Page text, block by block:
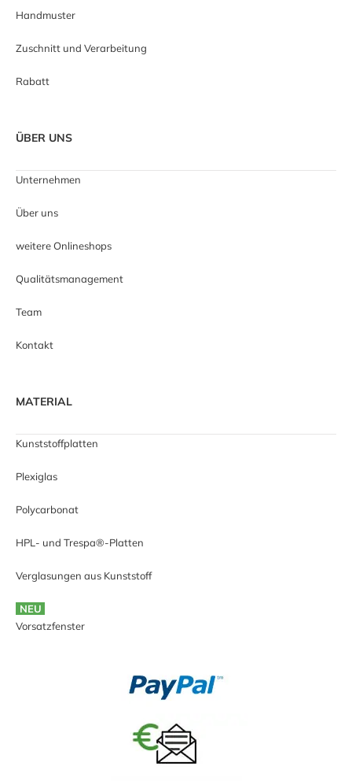
Handmuster
Zuschnitt und Verarbeitung
Rabatt
ÜBER UNS
Unternehmen
Über uns
weitere Onlineshops
Qualitätsmanagement
Team
Kontakt
MATERIAL
Kunststoffplatten
Plexiglas
Polycarbonat
HPL- und Trespa®-Platten
Verglasungen aus Kunststoff
NEU
Vorsatzfenster